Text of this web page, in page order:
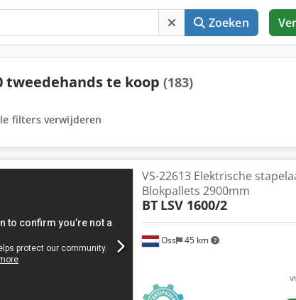
Zoeken
tweedehands te koop (183)
filters verwijderen
Oss 45 km
VS-22613 Elektrische
Blokpallets 2900mm
BT LSV 1600/2